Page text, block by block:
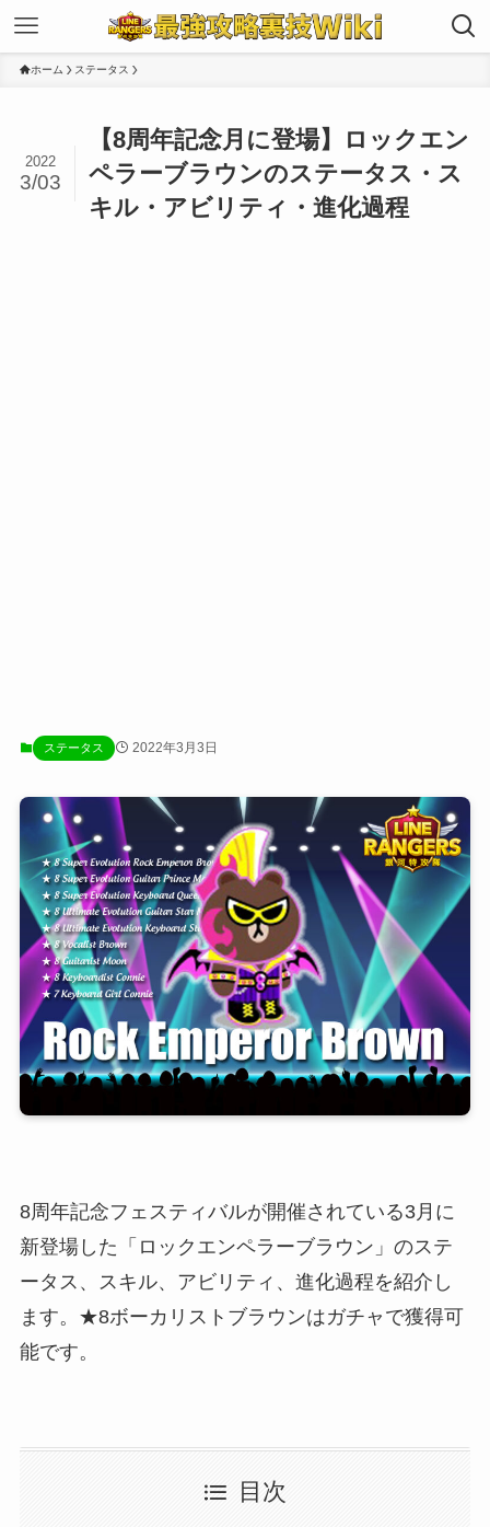
ホーム ステータス
【8周年記念月に登場】ロックエン
ペラーブラウンのステータス・ス
キル・アビリティ・進化過程
2022
3/03
ステータス 2022年3月3日
8周年記念フェスティバルが開催されている3月に
新登場した「ロックエンペラーブラウン」のステ
ータス、スキル、アビリティ、進化過程を紹介し
ます。★8ボーカリストブラウンはガチャで獲得可
能です。
目次